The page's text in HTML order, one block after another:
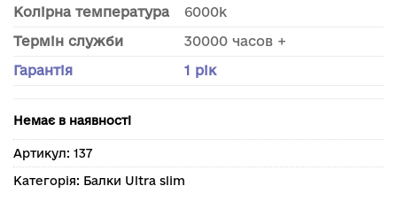
Колірна температура
6000k
Термін служби
30000 часов +
Гарантія
1 рік
Немає в наявності
Артикул: 137
Категорія: Балки Ultra slim